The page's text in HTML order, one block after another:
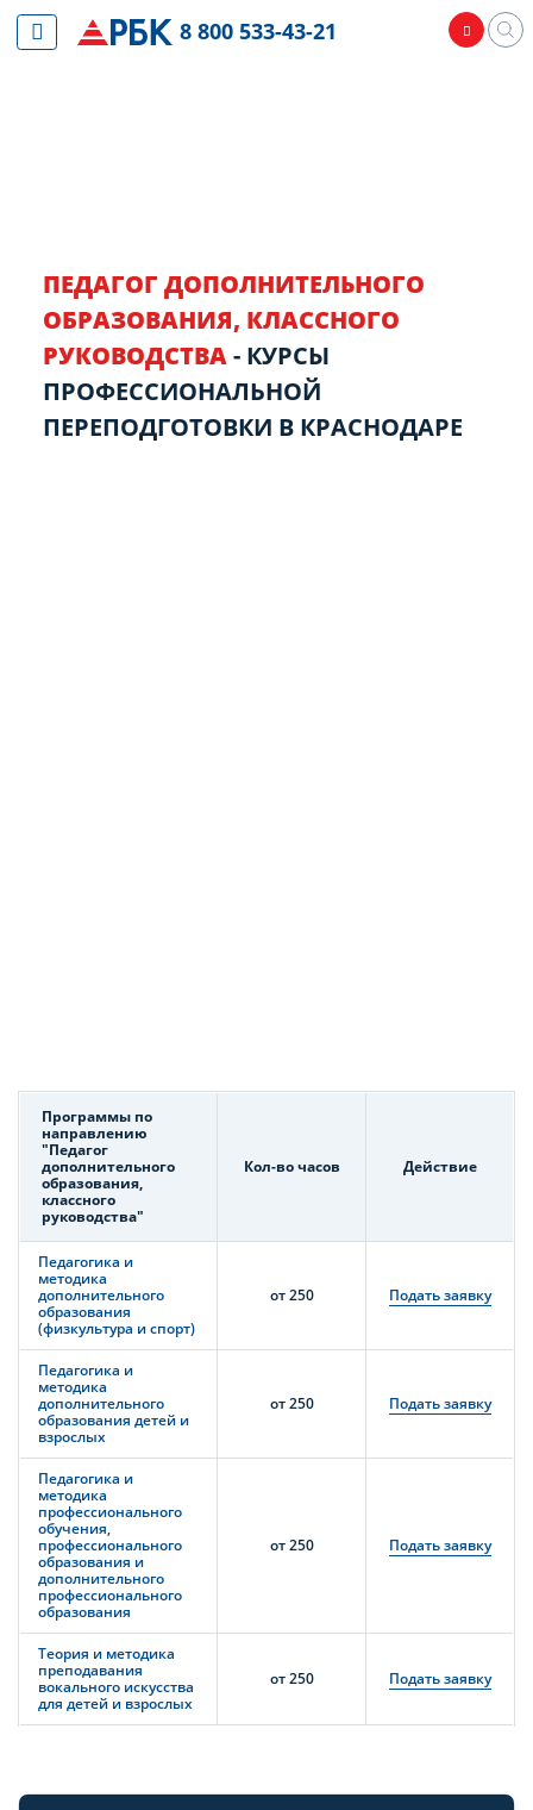
ПЕДАГОГ ДОПОЛНИТЕЛЬНОГО
ОБРАЗОВАНИЯ, КЛАССНОГО
РУКОВОДСТВА- КУРСЫ
ПРОФЕССИОНАЛЬНОЙ
ПЕРЕПОДГОТОВКИ В КРАСНОДАРЕ
Программы по
направлению
"Педагог
дополнительного
образования,
классного
руководства"
Кол-во часов Действие
Педагогика и
методика
дополнительного
образования
(физкультура и спорт)
от 250 Подать заявку
Педагогика и
методика
дополнительного
образования детей и
взрослых
от 250 Подать заявку
Педагогика и
методика
профессионального
обучения,
профессионального
образования и
дополнительного
профессионального
образования
от 250 Подать заявку
Теория и методика
преподавания
вокального искусства
для детей и взрослых
от 250 Подать заявку
8 800 533-43-21